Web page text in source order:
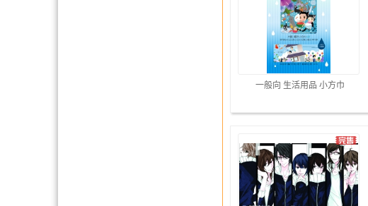
一般向 生活用品 小方巾